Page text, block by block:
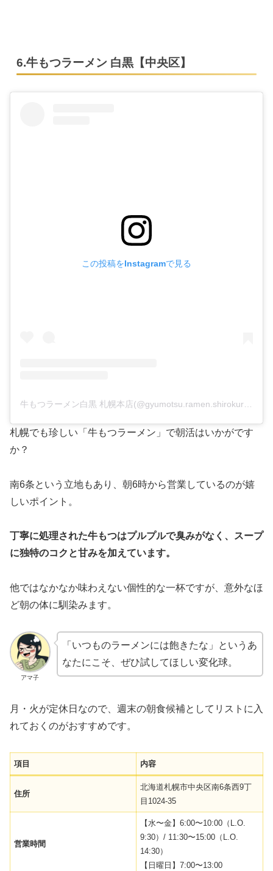
6.牛もつラーメン 白黒【中央区】
この投稿をInstagramで見る
札幌でも珍しい「牛もつラーメン」で朝活はいかがです
か？
南6条という立地もあり、朝6時から営業しているのが嬉
しいポイント。
丁寧に処理された牛もつはプルプルで臭みがなく、スープ
に独特のコクと甘みを加えています。
他ではなかなか味わえない個性的な一杯ですが、意外なほ
ど朝の体に馴染みます。
アマ子
「いつものラーメンには飽きたな」というあ
なたにこそ、ぜひ試してほしい変化球。
月・火が定休日なので、週末の朝食候補としてリストに入
れておくのがおすすめです。
項目 内容
住所
北海道札幌市中央区南6条西9丁
目1024-35
営業時間
【水〜金】6:00〜10:00（L.O.
9:30）/ 11:30〜15:00（L.O.
14:30）
【日曜日】7:00〜13:00